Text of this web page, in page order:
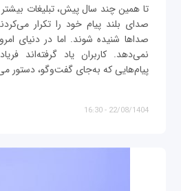
تا همین چند سال پیش، تبلیغات بیشتر
صدای بلند پیام خود را تکرار
صداها شنیده شوند. اما در دنیای
نمی‌دهد. کاربران یاد گرفته‌اند
پیام‌هایی که به‌جای گفت‌وگو، دستور
22/08/1404 - 16:30